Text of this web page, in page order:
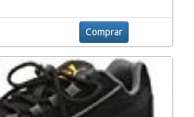
Comprar